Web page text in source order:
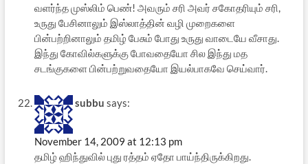
வளர்ந்த முஸ்லிம் பெண்! அவரும் சரி அவர் சகோதரியும் சரி,
உருது பேசினாலும் இஸ்லாத்தின் வழி முறைகளை
பின்பற்றினாலும் தமிழ் பேசும் போது உருது வாடையே வீசாது.
இந்து கோவில்களுக்கு போவதையோ சில இந்து மத
சடங்குகளை பின்பற்றுவதையோ இயல்பாகவே செய்வார்.
subbu says:
November 14, 2009 at 12:13 pm
தமிழ் ஹிந்துவில் புது ரத்தம் ஏதோ பாய்ந்திருக்கிறது.